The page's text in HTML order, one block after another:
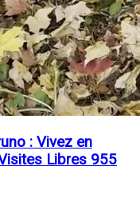
: Vivez en
Libres 955